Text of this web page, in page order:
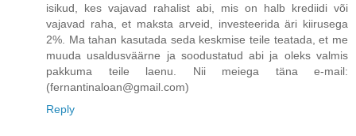
isikud, kes vajavad rahalist abi, mis on halb krediidi või
vajavad raha, et maksta arveid, investeerida äri kiirusega
2%. Ma tahan kasutada seda keskmise teile teatada, et me
muuda usaldusväärne ja soodustatud abi ja oleks valmis
pakkuma teile laenu. Nii meiega täna e-mail:
(fernantinaloan@gmail.com)
Reply